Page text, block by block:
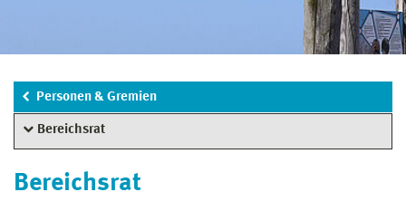
Personen & Gremien
Bereichsrat
Bereichsrat